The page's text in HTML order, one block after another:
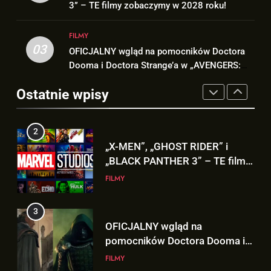
zobaczymy w 2028 roku!
FILMY
3
OFICJALNY wgląd na
„AVENGERS: DOOMSDAY”!
FILMY
4
Nowy wgląd na Doctora Dooma
prosto z plakatu na D23!
5
5. sezon „THE WITCHER” na
Netflix NIE zadebiutuje w 2026
roku!
3” – TE filmy zobaczymy w 2028 roku!
03
FILMY
OFICJALNY wgląd na pomocników Doctora
Dooma i Doctora Strange’a w „AVENGERS:
Ostatnie wpisy
2
„X-MEN”, „GHOST RIDER” i
„BLACK PANTHER 3” – TE filmy
zobaczymy w 2028 roku!
FILMY
3
OFICJALNY wgląd na
pomocników Doctora Dooma i
Doctora Strange’a w
FILMY
4
Nowy wgląd na Doctora Dooma
prosto z plakatu na D23!
NEWSY